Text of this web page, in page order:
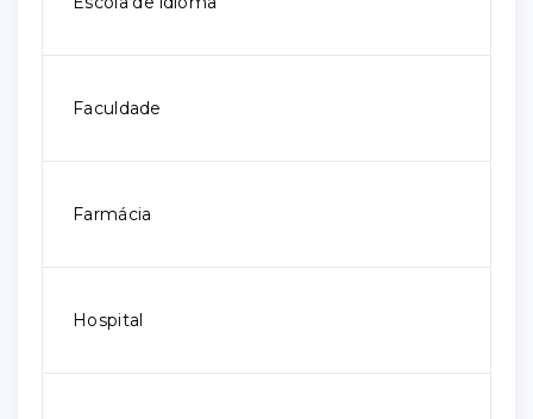
Faculdade
Farmácia
Hospital